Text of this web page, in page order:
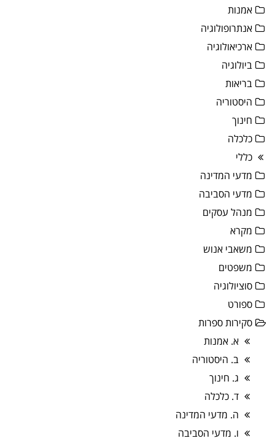
אמנות
אנתרופולוגיה
ארכיאולוגיה
ביולוגיה
בריאות
היסטוריה
חינוך
כלכלה
כללי
מדעי המדינה
מדעי הסביבה
מנהל עסקים
מקרא
משאבי אנוש
משפטים
סוציולוגיה
ספורט
סקירות ספרות
א. אמנות
ב. היסטוריה
ג. חינוך
ד. כלכלה
ה. מדעי המדינה
ו. מדעי הסביבה